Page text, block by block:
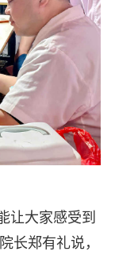
让大家感受到
长郑有礼说，